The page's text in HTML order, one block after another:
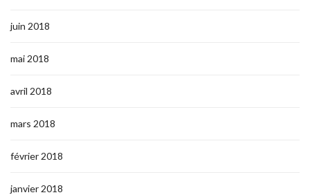
juin 2018
mai 2018
avril 2018
mars 2018
février 2018
janvier 2018